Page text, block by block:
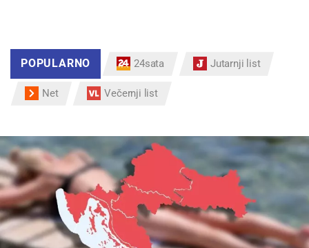
POPULARNO 24sata Jutarnji list
Net Večernji list